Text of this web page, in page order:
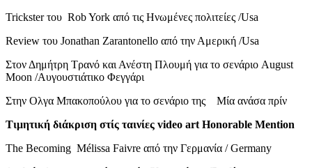
Trickster του Rob York από τις Ηνωμένες πολιτείες /Usa
Review του Jonathan Zarantonello από την Αμερική /Usa
Στον Δημήτρη Τρανό και Ανέστη Πλουμή για το σενάριο August
Moon /Αυγουστιάτικο Φεγγάρι
Στην Ολγα Μπακοπούλου για το σενάριο της Μία ανάσα πρίν
Τιμητική διάκριση στίς ταινίες video art Honorable Mention
The Becoming Mélissa Faivre από την Γερμανία / Germany